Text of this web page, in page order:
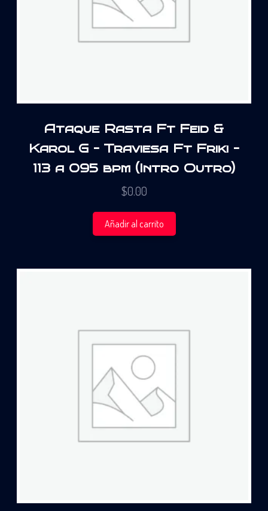
Ataque Rasta Ft Feid &
Karol G – Traviesa Ft Friki –
113 a 095 bpm (Intro Outro)
$0.00
Añadir al carrito